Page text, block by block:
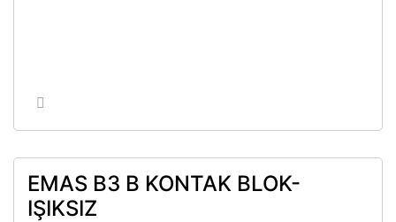
EMAS B3 B KONTAK BLOK-
IŞIKSIZ